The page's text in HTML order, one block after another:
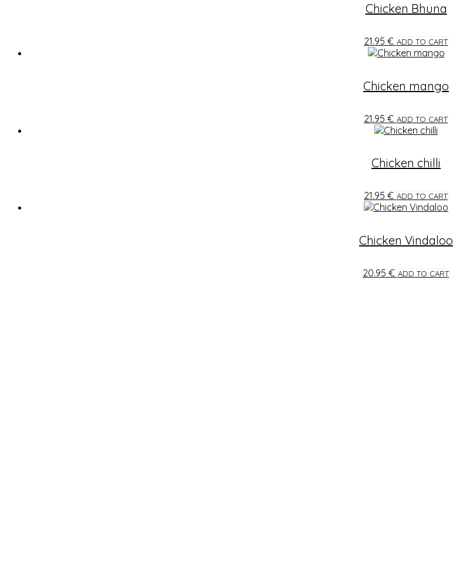
Chicken Bhuna
21.95 € ADD TO CART
Chicken mango
21.95 € ADD TO CART
Chicken chilli
21.95 € ADD TO CART
Chicken Vindaloo
20.95 € ADD TO CART